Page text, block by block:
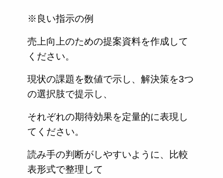
※良い指示の例
売上向上のための提案資料を作成して
ください。
現状の課題を数値で示し、解決策を3つ
の選択肢で提示し、
それぞれの期待効果を定量的に表現し
てください。
読み手の判断がしやすいように、比較
表形式で整理して